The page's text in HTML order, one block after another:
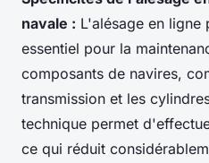
navale : L'alésage en ligne
essentiel pour la
composants de navires,
transmission et les
technique permet
ce qui réduit